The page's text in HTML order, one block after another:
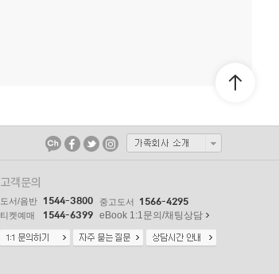
고객문의
도서/음반 1544-3800 중고도서 1566-4295
티켓예매 1544-6399 eBook 1:1문의/채팅상담